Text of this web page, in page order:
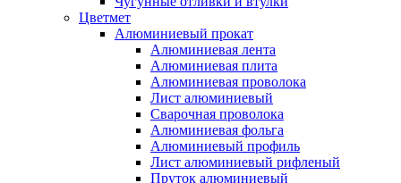
Цветмет
Алюминиевый прокат
Алюминиевая лента
Алюминиевая плита
Алюминиевая проволока
Лист алюминиевый
Сварочная проволока
Алюминиевая фольга
Алюминиевый профиль
Лист алюминиевый рифленый
Пруток алюминиевый